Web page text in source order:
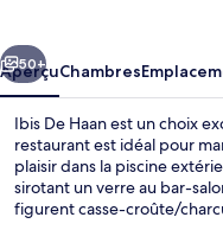
Suivant
50+
AperçuChambres
Ibis De Haan est un choix
restaurant est idéal pour
plaisir dans la piscine
sirotant un verre au bar-
figurent casse-croûte/